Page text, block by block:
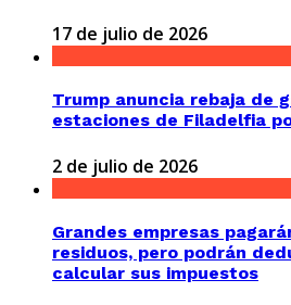
17 de julio de 2026
Trump anuncia rebaja de
estaciones de Filadelfia
2 de julio de 2026
Grandes empresas
residuos, pero podrán
calcular sus impuestos